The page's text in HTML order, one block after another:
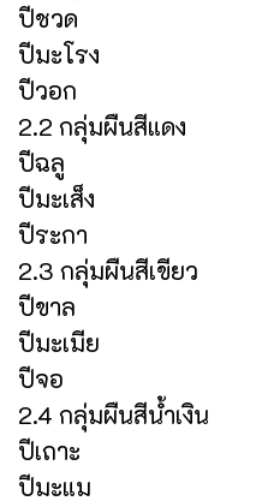
ปีชวด
ปีมะโรง
ปีวอก
2.2 กลุ่มผืนสีแดง
ปีฉลู
ปีมะเส็ง
ปีระกา
2.3 กลุ่มผืนสีเขียว
ปีขาล
ปีมะเมีย
ปีจอ
2.4 กลุ่มผืนสีน้ำเงิน
ปีเถาะ
ปีมะแม